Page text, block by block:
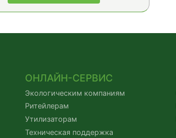
ОНЛАЙН-СЕРВИС
Экологическим компаниям
Ритейлерам
Утилизаторам
Техническая поддержка